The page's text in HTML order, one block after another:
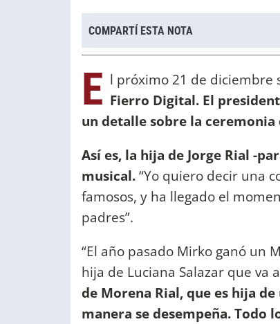
COMPARTÍ ESTA NOTA
E l próximo 21 de diciembre
Fierro Digital. El
un detalle sobre la
Así es, la hija de Jorge Rial -
musical.“Yo quiero decir una
famosos, y ha llegado el
padres”.
“El año pasado Mirko ganó un
hija de Luciana Salazar que va
de Morena Rial, que es hija
manera se desempeña. Todo